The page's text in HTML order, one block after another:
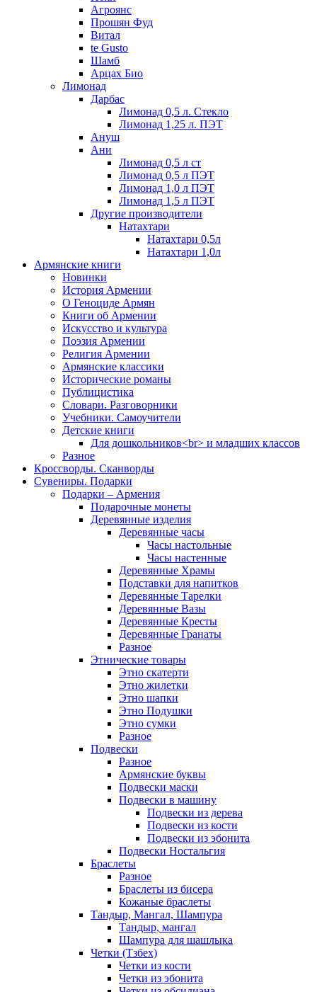
Агроянс
Прошян Фуд
Витал
te Gusto
Шамб
Арцах Био
Лимонад
Дарбас
Лимонад 0,5 л. Стекло
Лимонад 1,25 л. ПЭТ
Ануш
Ани
Лимонад 0,5 л ст
Лимонад 0,5 л ПЭТ
Лимонад 1,0 л ПЭТ
Лимонад 1,5 л ПЭТ
Другие производители
Натахтари
Натахтари 0,5л
Натахтари 1,0л
Армянские книги
Новинки
История Армении
О Геноциде Армян
Книги об Армении
Иcкусство и культура
Поэзия Армении
Религия Армении
Армянские классики
Исторические романы
Публицистика
Словари. Разговорники
Учебники. Самоучители
Детские книги
Для дошкольников<br> и младших классов
Разное
Кроссворды. Сканворды
Сувениры. Подарки
Подарки – Армения
Подарочные монеты
Деревянные изделия
Деревянные часы
Часы настольные
Часы настенные
Деревянные Храмы
Подставки для напитков
Деревянные Тарелки
Деревянные Вазы
Деревянные Кресты
Деревянные Гранаты
Разное
Этнические товары
Этно скатерти
Этно жилетки
Этно шапки
Этно Подушки
Этно сумки
Разное
Подвески
Разное
Армянские буквы
Подвески маски
Подвески в машину
Подвески из дерева
Подвески из кости
Подвески из эбонита
Подвески Ностальгия
Браслеты
Разное
Браслеты из бисера
Кожаные браслеты
Тандыр, Мангал, Шампура
Тандыр, мангал
Шампура для шашлыка
Четки (Тзбех)
Четки из кости
Четки из эбонита